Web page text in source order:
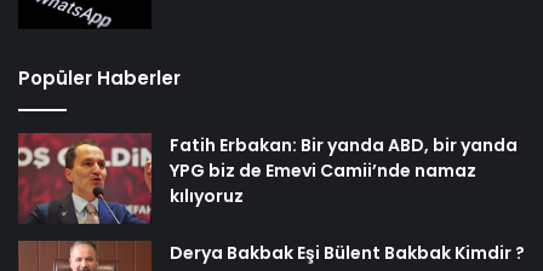
Popüler Haberler
Fatih Erbakan: Bir yanda ABD, bir yanda
YPG biz de Emevi Camii’nde namaz
kılıyoruz
Derya Bakbak Eşi Bülent Bakbak Kimdir ?